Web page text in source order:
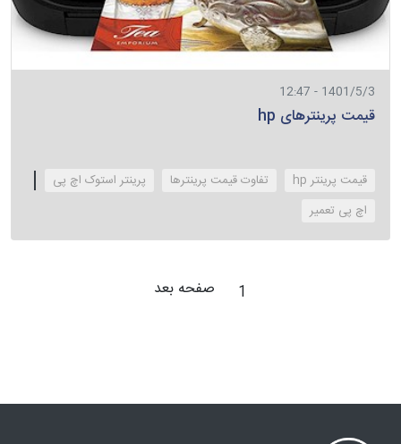
1401/5/3 - 12:47
قیمت پرینترهای hp
قیمت پرینتر hp تفاوت قیمت پرینترها
پرینتر استوک اچ پی
‌اچ پی تعمیر
1 صفحه بعد